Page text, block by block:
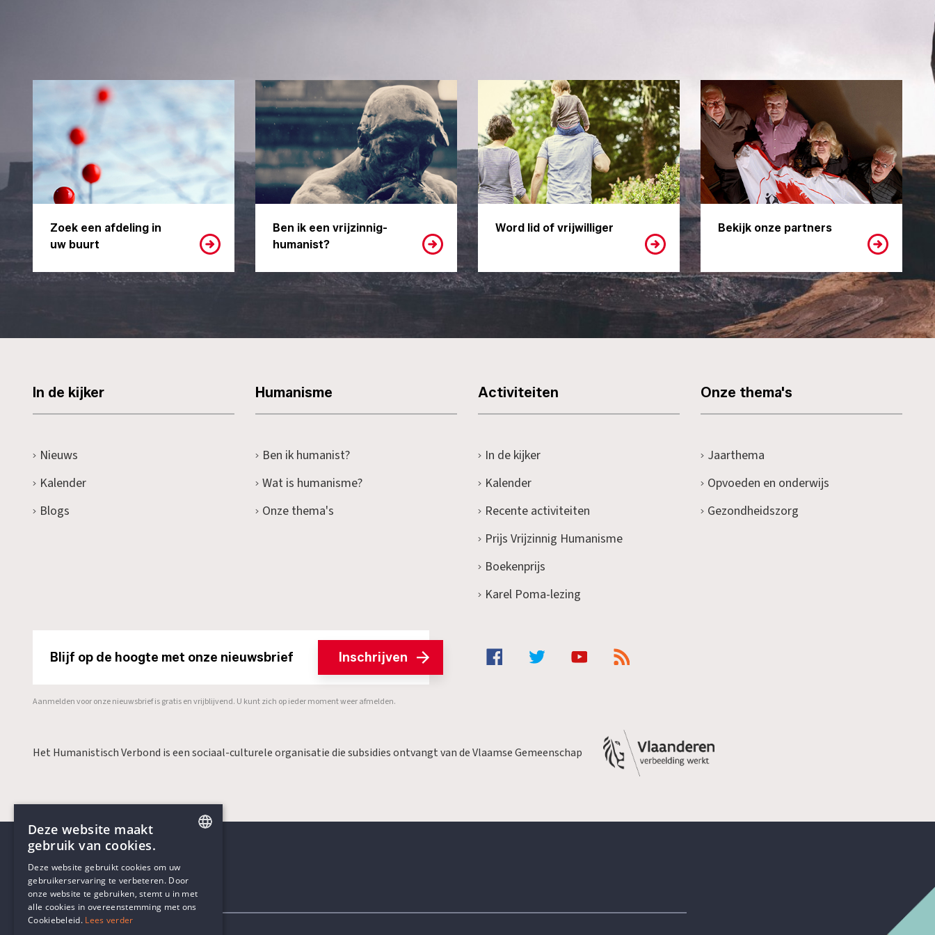
Zoek een afdeling in
uw buurt
Ben ik een vrijzinnig-
humanist?
Word lid of vrijwilliger Bekijk onze partners
In de kijker
Nieuws
Kalender
Blogs
Humanisme
Ben ik humanist?
Wat is humanisme?
Onze thema's
Activiteiten
In de kijker
Kalender
Recente activiteiten
Prijs Vrijzinnig Humanisme
Boekenprijs
Karel Poma-lezing
Onze thema's
Jaarthema
Opvoeden en onderwijs
Gezondheidszorg
Blijf op de hoogte met onze nieuwsbrief Inschrijven
Aanmelden voor onze nieuwsbrief is gratis en vrijblijvend. U kunt zich op ieder moment weer afmelden.
Het Humanistisch Verbond is een sociaal-culturele organisatie die subsidies ontvangt van de Vlaamse Gemeenschap
Contactgegevens
DUTCH
Deze website maakt
gebruik van cookies.
Deze website gebruikt cookies om uw
gebruikerservaring te verbeteren. Door
onze website te gebruiken, stemt u in met
alle cookies in overeenstemming met ons
Cookiebeleid. Lees verder